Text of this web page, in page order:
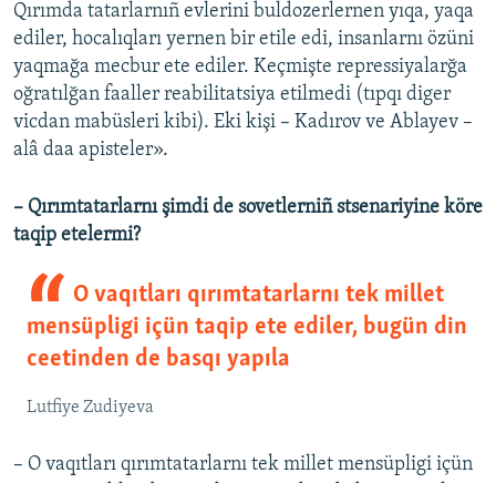
Qırımda tatarlarnıñ evlerini buldozerlernen yıqa, yaqa
ediler, hocalıqları yernen bir etile edi, insanlarnı özüni
yaqmağa mecbur ete ediler. Keçmişte repressiyalarğa
oğratılğan faaller reabilitatsiya etilmedi (tıpqı diger
vicdan mabüsleri kibi). Eki kişi – Kadırov ve Ablayev –
alâ daa apisteler».
– Qırımtatarlarnı şimdi de sovetlerniñ stsenariyine köre
taqip etelermi?
O vaqıtları qırımtatarlarnı tek millet
mensüpligi içün taqip ete ediler, bugün din
ceetinden de basqı yapıla
Lutfiye Zudiyeva
– O vaqıtları qırımtatarlarnı tek millet mensüpligi içün